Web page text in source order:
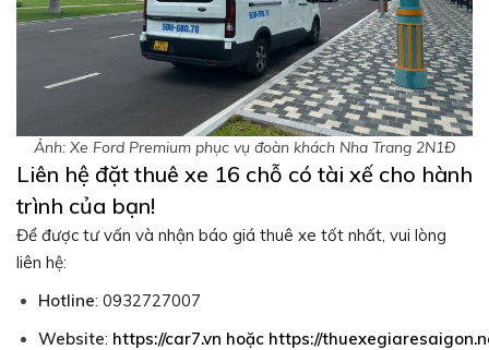
Ảnh: Xe Ford Premium phục vụ đoàn khách Nha Trang 2N1Đ
Liên hệ đặt thuê xe 16 chỗ có tài xế cho hành
trình của bạn!
Để được tư vấn và nhận báo giá thuê xe tốt nhất, vui lòng
liên hệ:
Hotline: 0932727007
Website: https://car7.vn hoặc https://